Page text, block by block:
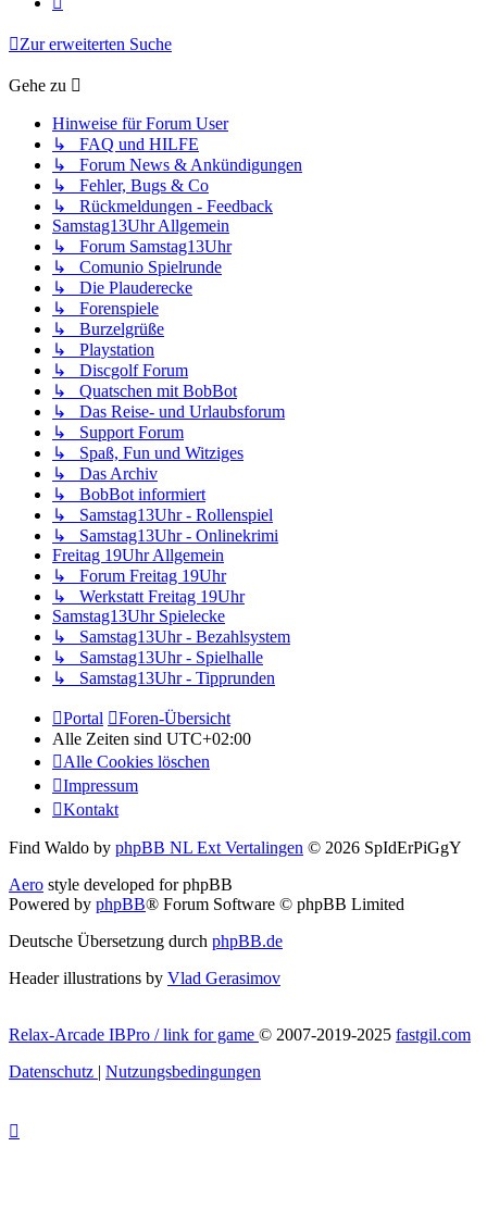
Zur erweiterten Suche
Gehe zu
Hinweise für Forum User
↳ FAQ und HILFE
↳ Forum News & Ankündigungen
↳ Fehler, Bugs & Co
↳ Rückmeldungen - Feedback
Samstag13Uhr Allgemein
↳ Forum Samstag13Uhr
↳ Comunio Spielrunde
↳ Die Plauderecke
↳ Forenspiele
↳ Burzelgrüße
↳ Playstation
↳ Discgolf Forum
↳ Quatschen mit BobBot
↳ Das Reise- und Urlaubsforum
↳ Support Forum
↳ Spaß, Fun und Witziges
↳ Das Archiv
↳ BobBot informiert
↳ Samstag13Uhr - Rollenspiel
↳ Samstag13Uhr - Onlinekrimi
Freitag 19Uhr Allgemein
↳ Forum Freitag 19Uhr
↳ Werkstatt Freitag 19Uhr
Samstag13Uhr Spielecke
↳ Samstag13Uhr - Bezahlsystem
↳ Samstag13Uhr - Spielhalle
↳ Samstag13Uhr - Tipprunden
Portal
Foren-Übersicht
Alle Zeiten sind UTC+02:00
Alle Cookies löschen
Impressum
Kontakt
Find Waldo by phpBB NL Ext Vertalingen © 2026 SpIdErPiGgY
Aero style developed for phpBB
Powered by phpBB® Forum Software © phpBB Limited
Deutsche Übersetzung durch phpBB.de
Header illustrations by Vlad Gerasimov
Relax-Arcade IBPro / link for game © 2007-2019-2025 fastgil.com
Datenschutz | Nutzungsbedingungen